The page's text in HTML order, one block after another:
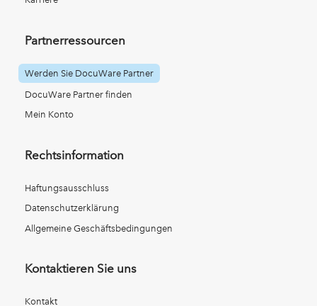
Partnerressourcen
Werden Sie DocuWare Partner
DocuWare Partner finden
Mein Konto
Rechtsinformation
Haftungsausschluss
Datenschutzerklärung
Allgemeine Geschäftsbedingungen
Kontaktieren Sie uns
Kontakt